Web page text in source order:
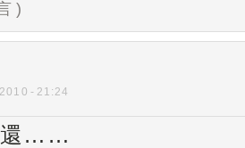
)
- 21:24
還……